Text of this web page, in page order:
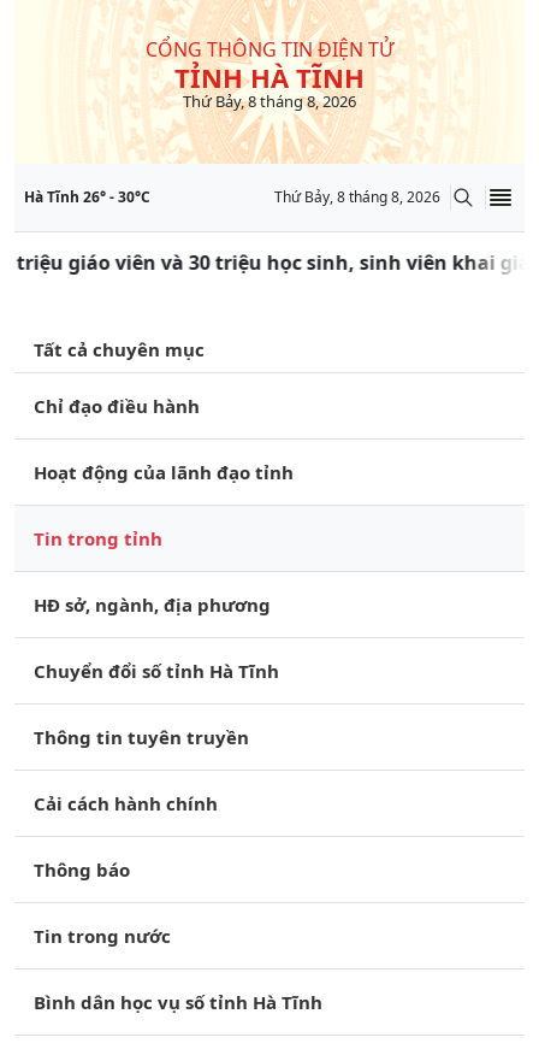
CỔNG THÔNG TIN ĐIỆN TỬ
TỈNH HÀ TĨNH
Thứ Bảy, 8 tháng 8, 2026
Hà Tĩnh 26° -30°C Thứ Bảy, 8 tháng 8, 2026
triệu giáo viên và 30 triệu học sinh, sinh viên khai
Tất cả chuyên mục
Chỉ đạo điều hành
Hoạt động của lãnh đạo tỉnh
Tin trong tỉnh
HĐ sở, ngành, địa phương
Chuyển đổi số tỉnh Hà Tĩnh
Thông tin tuyên truyền
Cải cách hành chính
Thông báo
Tin trong nước
Bình dân học vụ số tỉnh Hà Tĩnh